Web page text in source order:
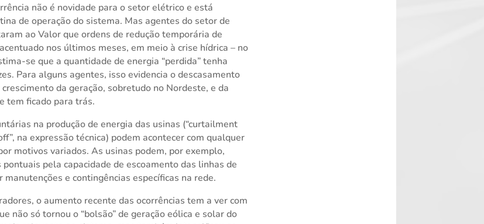
não é novidade para o setor elétrico e está
de operação do sistema. Mas agentes do setor de
ao Valor que ordens de redução temporária de
nos últimos meses, em meio à crise hídrica – no
se que a quantidade de energia “perdida” tenha
Para alguns agentes, isso evidencia o descasamento
da geração, sobretudo no Nordeste, e da
tem ficado para trás.
na produção de energia das usinas (“curtailment
na expressão técnica) podem acontecer com qualquer
motivos variados. As usinas podem, por exemplo,
pela capacidade de escoamento das linhas de
manutenções e contingências específicas na rede.
o aumento recente das ocorrências tem a ver com
não só tornou o “bolsão” de geração eólica e solar do